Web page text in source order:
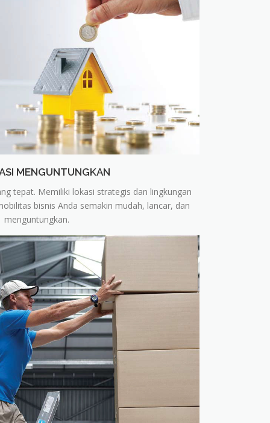
MENGUNTUNGKAN
tepat. Memiliki lokasi strategis dan lingkungan
bisnis Anda semakin mudah, lancar, dan
menguntungkan.